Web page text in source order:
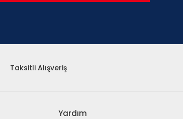
Taksitli Alışveriş
Yardım